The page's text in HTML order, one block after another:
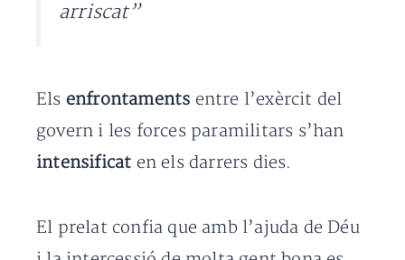
arriscat”
Els enfrontaments entre l’exèrcit del
govern i les forces paramilitars s’han
intensificat en els darrers dies.
El prelat confia que amb l’ajuda de Déu